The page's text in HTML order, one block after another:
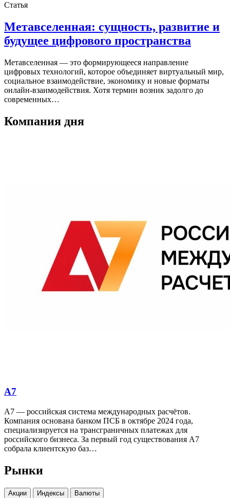
Статья
Метавселенная: сущность, развитие и
будущее цифрового пространства
Метавселенная — это формирующееся направление
цифровых технологий, которое объединяет виртуальный мир,
социальное взаимодействие, экономику и новые форматы
онлайн-взаимодействия. Хотя термин возник задолго до
современных…
Компания дня
А7
А7 — российская система международных расчётов.
Компания основана банком ПСБ в октябре 2024 года,
специализируется на трансграничных платежах для
российского бизнеса. За первый год существования А7
собрала клиентскую баз…
Рынки
Акции Индексы Валюты